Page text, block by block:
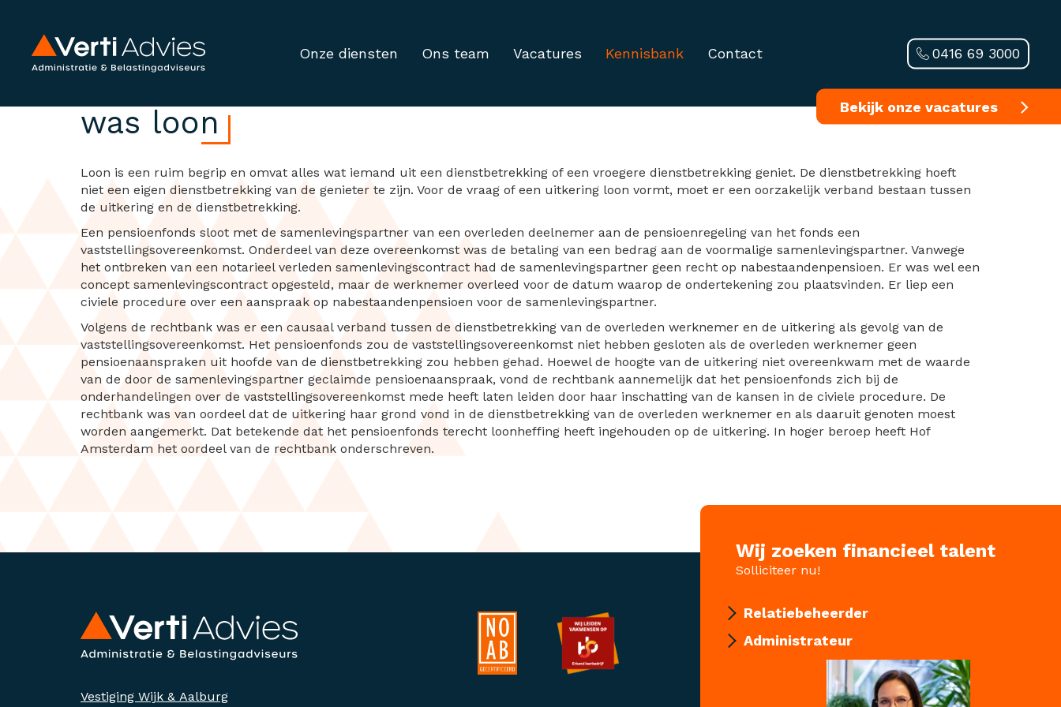
Onze diensten Ons team Vacatures Kennisbank Contact
Bekijk onze vacatures
0416 69 3000
Eenmalige uitkering pensioenfonds overleden partner
was loon
Loon is een ruim begrip en omvat alles wat iemand uit een dienstbetrekking of een vroegere dienstbetrekking geniet. De dienstbetrekking hoeft
niet een eigen dienstbetrekking van de genieter te zijn. Voor de vraag of een uitkering loon vormt, moet er een oorzakelijk verband bestaan tussen
de uitkering en de dienstbetrekking.
Een pensioenfonds sloot met de samenlevingspartner van een overleden deelnemer aan de pensioenregeling van het fonds een
vaststellingsovereenkomst. Onderdeel van deze overeenkomst was de betaling van een bedrag aan de voormalige samenlevingspartner. Vanwege
het ontbreken van een notarieel verleden samenlevingscontract had de samenlevingspartner geen recht op nabestaandenpensioen. Er was wel een
concept samenlevingscontract opgesteld, maar de werknemer overleed voor de datum waarop de ondertekening zou plaatsvinden. Er liep een
civiele procedure over een aanspraak op nabestaandenpensioen voor de samenlevingspartner.
Volgens de rechtbank was er een causaal verband tussen de dienstbetrekking van de overleden werknemer en de uitkering als gevolg van de
vaststellingsovereenkomst. Het pensioenfonds zou de vaststellingsovereenkomst niet hebben gesloten als de overleden werknemer geen
pensioenaanspraken uit hoofde van de dienstbetrekking zou hebben gehad. Hoewel de hoogte van de uitkering niet overeenkwam met de waarde
van de door de samenlevingspartner geclaimde pensioenaanspraak, vond de rechtbank aannemelijk dat het pensioenfonds zich bij de
onderhandelingen over de vaststellingsovereenkomst mede heeft laten leiden door haar inschatting van de kansen in de civiele procedure. De
rechtbank was van oordeel dat de uitkering haar grond vond in de dienstbetrekking van de overleden werknemer en als daaruit genoten moest
worden aangemerkt. Dat betekende dat het pensioenfonds terecht loonheffing heeft ingehouden op de uitkering. In hoger beroep heeft Hof
Amsterdam het oordeel van de rechtbank onderschreven.
Wij zoeken financieel talent
Solliciteer nu!
Relatiebeheerder
Administrateur
Vestiging Wijk & Aalburg